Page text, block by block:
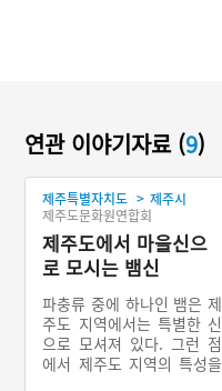
연관 이야기자료 (9)
제주특별자치도 > 제주시
제주도문화원연합회
제주도에서 마을신으
로 모시는 뱀신
파충류 중에 하나인 뱀은 제
주도 지역에서는 특별한 신
으로 모셔져 있다. 그런 점
에서 제주도 지역의 특성을